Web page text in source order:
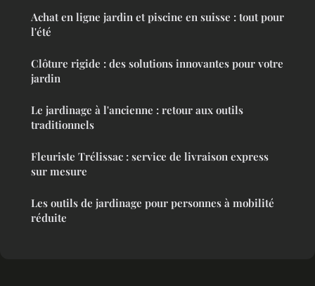
Achat en ligne jardin et piscine en suisse : tout pour
l'été
Clôture rigide : des solutions innovantes pour votre
jardin
Le jardinage à l'ancienne : retour aux outils
traditionnels
Fleuriste Trélissac : service de livraison express
sur mesure
Les outils de jardinage pour personnes à mobilité
réduite